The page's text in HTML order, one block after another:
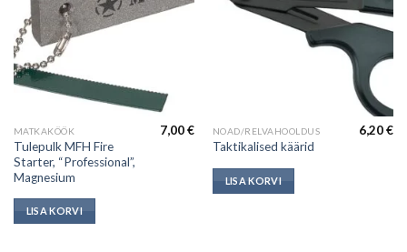
MATKAKÖÖK
Tulepulk MFH Fire
Starter, “Professional”,
Magnesium
7,00€
LISA KORVI
NOAD/RELVAHOOLDUS
Taktikalised käärid
6,20€
LISA KORVI